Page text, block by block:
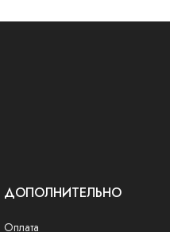
ДОПОЛНИТЕЛЬНО
Оплата